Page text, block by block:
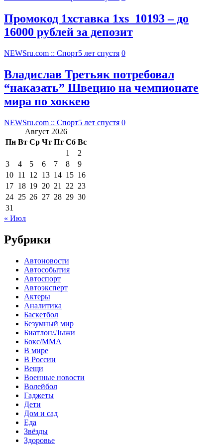
Промокод 1хставка 1xs_10193 – до
16000 рублей за депозит
NEWSru.com :: Спорт5 лет спустя 0
Владислав Третьяк потребовал
“наказать” Швецию на чемпионате
мира по хоккею
NEWSru.com :: Спорт5 лет спустя 0
Август 2026
Пн Вт Ср Чт Пт Сб Вс
1
2
3
4 5 6 7 8
9
10 11 12 13 14 15 16
17 18 19 20 21 22 23
24 25 26 27 28 29 30
31
« Июл
Рубрики
Автоновости
Автособытия
Автоспорт
Автоэксперт
Актеры
Аналитика
Баскетбол
Безумный мир
Биатлон/Лыжи
Бокс/MMA
В мире
В России
Вещи
Военные новости
Волейбол
Гаджеты
Дети
Дом и сад
Еда
Звёзды
Здоровье